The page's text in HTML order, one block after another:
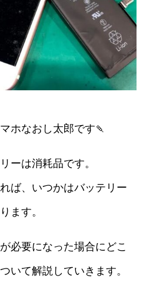
ホなおし太郎です🍡
ーは消耗品です。
ば、いつかはバッテリー
ます。
必要になった場合にどこ
いて解説していきます。